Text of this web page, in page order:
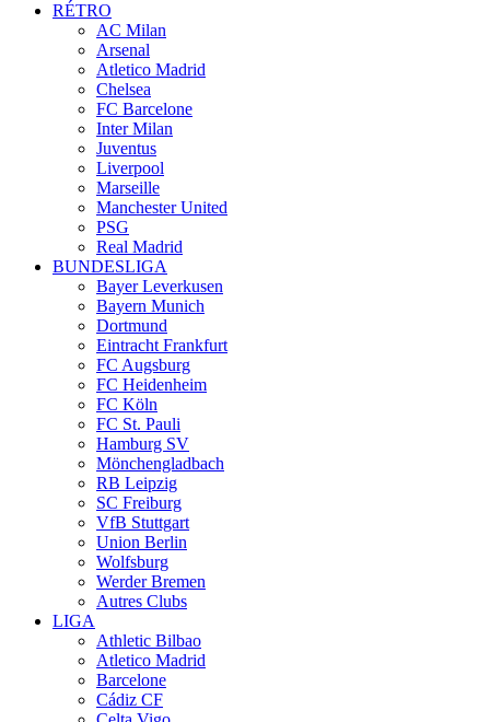
RÉTRO
AC Milan
Arsenal
Atletico Madrid
Chelsea
FC Barcelone
Inter Milan
Juventus
Liverpool
Marseille
Manchester United
PSG
Real Madrid
BUNDESLIGA
Bayer Leverkusen
Bayern Munich
Dortmund
Eintracht Frankfurt
FC Augsburg
FC Heidenheim
FC Köln
FC St. Pauli
Hamburg SV
Mönchengladbach
RB Leipzig
SC Freiburg
VfB Stuttgart
Union Berlin
Wolfsburg
Werder Bremen
Autres Clubs
LIGA
Athletic Bilbao
Atletico Madrid
Barcelone
Cádiz CF